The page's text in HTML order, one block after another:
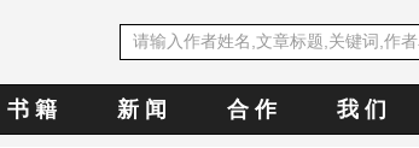
书 籍 新 闻 合 作 我 们